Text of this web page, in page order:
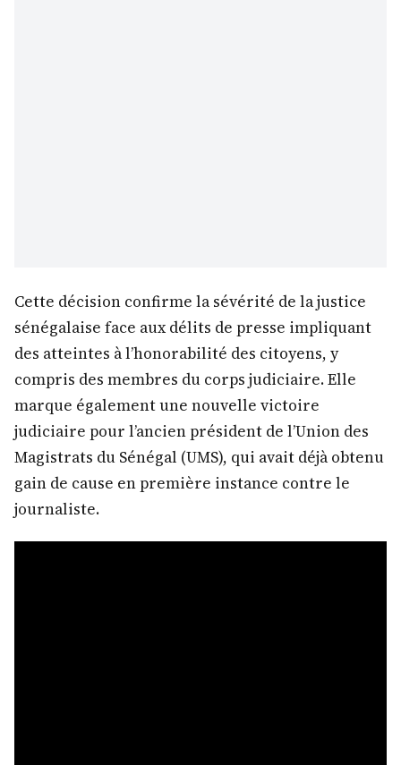
Cette décision confirme la sévérité de la justice
sénégalaise face aux délits de presse impliquant
des atteintes à l’honorabilité des citoyens, y
compris des membres du corps judiciaire. Elle
marque également une nouvelle victoire
judiciaire pour l’ancien président de l’Union des
Magistrats du Sénégal (UMS), qui avait déjà obtenu
gain de cause en première instance contre le
journaliste.